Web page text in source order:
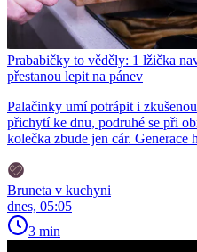
Prababičky to věděly: 1 lžička
přestanou lepit na pánev
Palačinky umí potrápit i
přichytí ke dnu, podruhé se při
kolečka zbude jen cár. Generace
Bruneta v kuchyni
dnes, 05:05
3 min